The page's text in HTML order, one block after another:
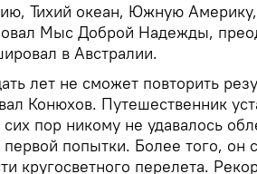
Тихий океан, Южную Америку,
Мыс Доброй Надежды,
в Австралии.
лет не сможет повторить
Конюхов. Путешественник
пор никому не удавалось
попытки. Более того, он
кругосветного перелета.